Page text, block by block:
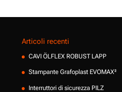
Articoli recenti
CAVI ÖLFLEX ROBUST LAPP
Stampante Grafoplast EVOMAX²
Interruttori di sicurezza PILZ